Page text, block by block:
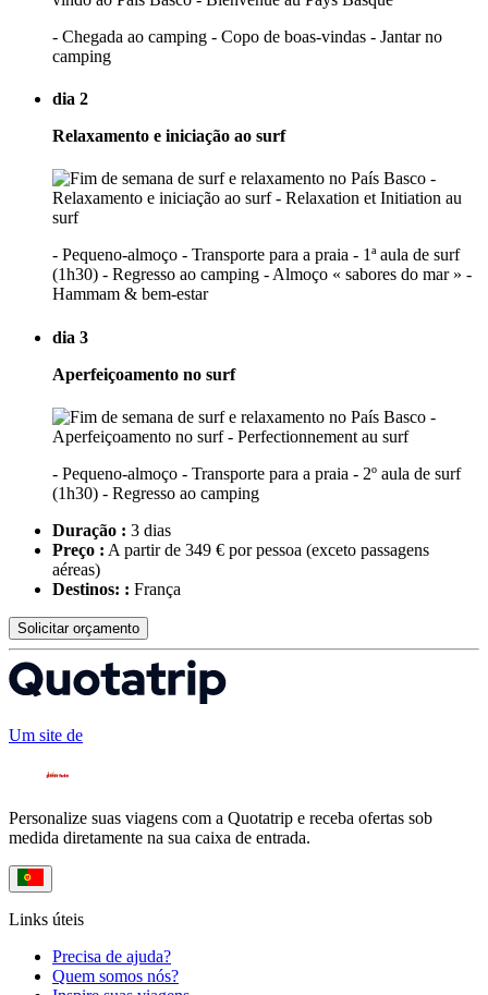
- Chegada ao camping - Copo de boas-vindas - Jantar no
camping
dia 2
Relaxamento e iniciação ao surf
- Pequeno-almoço - Transporte para a praia - 1ª aula de surf
(1h30) - Regresso ao camping - Almoço « sabores do mar » -
Hammam & bem-estar
dia 3
Aperfeiçoamento no surf
- Pequeno-almoço - Transporte para a praia - 2º aula de surf
(1h30) - Regresso ao camping
Duração : 3 dias
Preço : A partir de 349 € por pessoa (exceto passagens
aéreas)
Destinos: : França
Solicitar orçamento
Um site de
Personalize suas viagens com a Quotatrip e receba ofertas sob
medida diretamente na sua caixa de entrada.
Links úteis
Precisa de ajuda?
Quem somos nós?